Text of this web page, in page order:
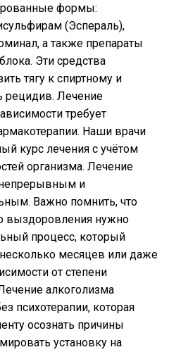
формы:
(Эспераль),
а также препараты
Эти средства
тягу к спиртному и
рецидив. Лечение
требует
Наши врачи
курс лечения с учётом
организма. Лечение
и
Важно помнить, что
выздоровления нужно
процесс, который
месяцев или даже
от степени
алкоголизма
психотерапии, которая
осознать причины
установку на